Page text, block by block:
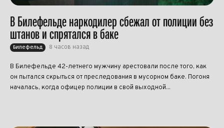
В Билефельде наркодилер сбежал от полиции без
штанов и спрятался в баке
Билефельд 8 часов назад
В Билефельде 42-летнего мужчину арестовали после того, как
он пытался скрыться от преследования в мусорном баке. Погоня
началась, когда офицер полиции в свой выходной...